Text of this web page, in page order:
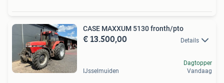
CASE MAXXUM 5130 fronth/pto
€ 13.500,00 Details
IJsselmuiden
Dagtopper
Vandaag